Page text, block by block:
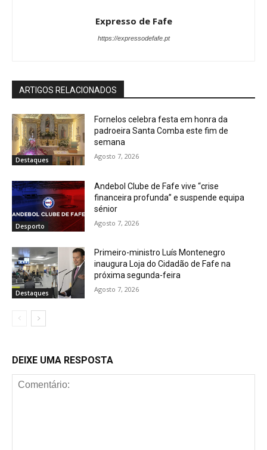
Expresso de Fafe
https://expressodefafe.pt
ARTIGOS RELACIONADOS
Destaques
Fornelos celebra festa em honra da
padroeira Santa Comba este fim de
semana
Agosto 7, 2026
Desporto
Andebol Clube de Fafe vive “crise
financeira profunda” e suspende equipa
sénior
Agosto 7, 2026
Destaques
Primeiro-ministro Luís Montenegro
inaugura Loja do Cidadão de Fafe na
próxima segunda-feira
Agosto 7, 2026
DEIXE UMA RESPOSTA